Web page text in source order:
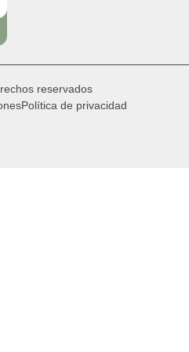
reservados
Política de privacidad